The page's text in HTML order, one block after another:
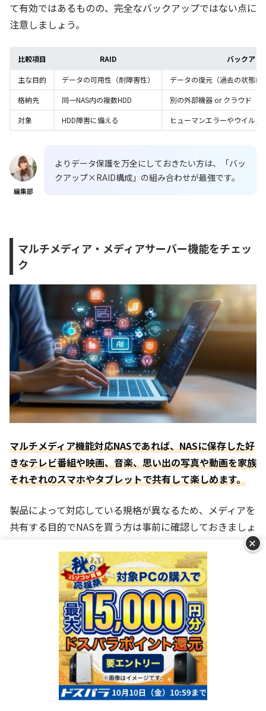
ランキングを見る
て有効ではあるものの、完全なバックアップではない点に
注意しましょう。
比較項目 RAID バックアッ
主な目的 データの可用性（耐障害性）
データの復元（過去の状態に
格納先
同一NAS内の複数HDD
別の外部機器 or クラウド
対象
HDD障害に備える ヒューマンエラーやウイルス
編集部
よりデータ保護を万全にしておきたい方は、「バッ
クアップ×RAID構成」の組み合わせが最強です。
マルチメディア・メディアサーバー機能をチェッ
ク
マルチメディア機能対応NASであれば、NASに保存した好
きなテレビ番組や映画、音楽、思い出の写真や動画を家族
それぞれのスマホやタブレットで共有して楽しめます。
製品によって対応している規格が異なるため、メディアを
共有する目的でNASを買う方は事前に確認しておきましょ
写真や動画を共有できるDLNA・DLNAサーバー
ホームネットワーク内のパソコンやスマホ、スマートテレ
ビで動画や音楽ファイルを共有できる規格です。NASと各
機器がDLNA対応であれば、簡単に各デバイスで動画や写
真を共有・再生できます。
+